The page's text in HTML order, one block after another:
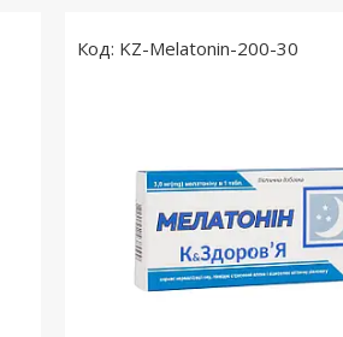
KZ-Melatonin-200-30